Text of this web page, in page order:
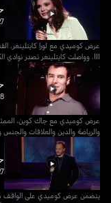
III، وواصلت كايتلينغر تصدر نوادي الكوميديا ​​الكبرى في جميع أنحاء البلاد.
عرض كوميدي مع جاك كوين،
والرياضة والدين والعلاقات والجنس
يتضمن عرض كوميدي على الواقف